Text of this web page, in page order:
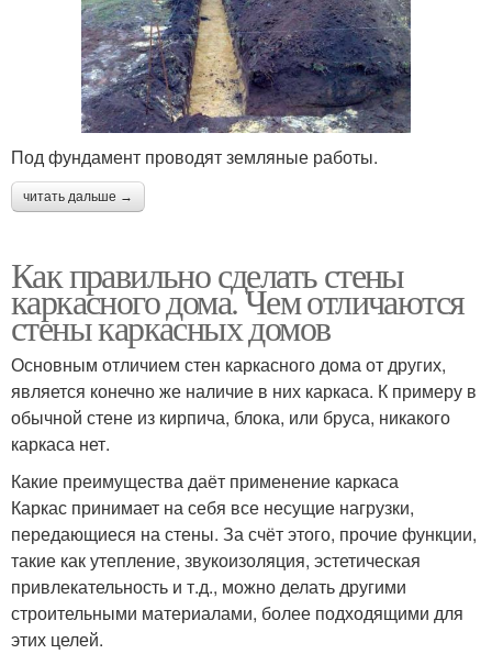
Под фундамент проводят земляные работы.
читать дальше →
Как правильно сделать стены
каркасного дома. Чем отличаются
стены каркасных домов
Основным отличием стен каркасного дома от других,
является конечно же наличие в них каркаса. К примеру в
обычной стене из кирпича, блока, или бруса, никакого
каркаса нет.
Какие преимущества даёт применение каркаса
Каркас принимает на себя все несущие нагрузки,
передающиеся на стены. За счёт этого, прочие функции,
такие как утепление, звукоизоляция, эстетическая
привлекательность и т.д., можно делать другими
строительными материалами, более подходящими для
этих целей.